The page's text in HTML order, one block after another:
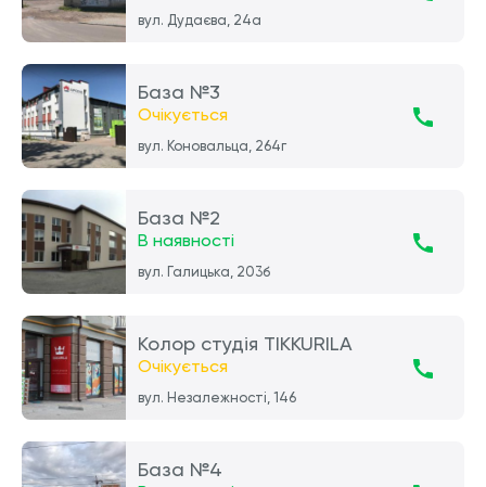
вул. Дудаєва, 24а
База №3
Очікується
вул. Коновальца, 264г
База №2
В наявності
вул. Галицька, 203б
Колор студія TIKKURILA
Очікується
вул. Незалежності, 146
База №4